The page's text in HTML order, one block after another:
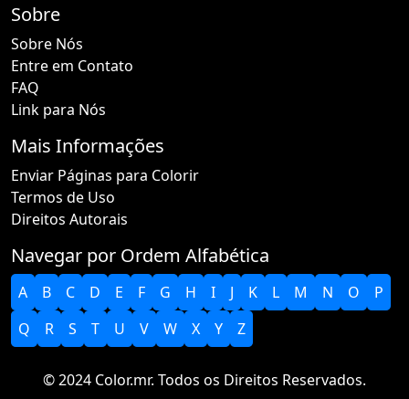
Sobre
Sobre Nós
Entre em Contato
FAQ
Link para Nós
Mais Informações
Enviar Páginas para Colorir
Termos de Uso
Direitos Autorais
Navegar por Ordem Alfabética
A B C D E F G H I J K L M N O
P
Q
R S T U V W X Y Z
© 2024 Color.mr. Todos os Direitos Reservados.